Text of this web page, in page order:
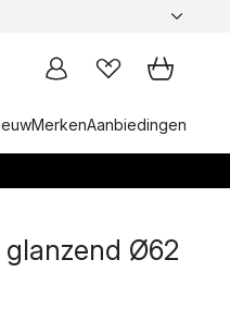
MerkenAanbiedingen
Ø62